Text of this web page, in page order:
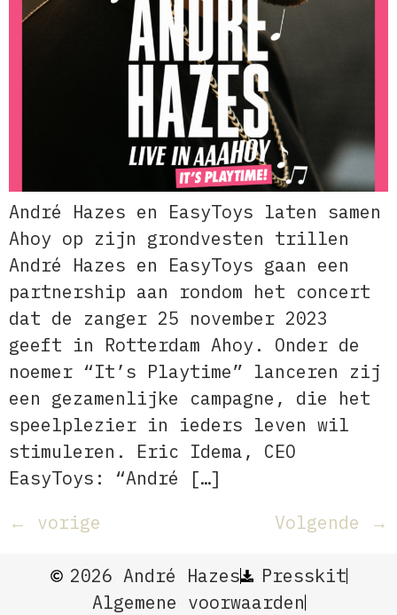
André Hazes en EasyToys laten samen
Ahoy op zijn grondvesten trillen
André Hazes en EasyToys gaan een
partnership aan rondom het concert
dat de zanger 25 november 2023
geeft in Rotterdam Ahoy. Onder de
noemer “It’s Playtime” lanceren zij
een gezamenlijke campagne, die het
speelplezier in ieders leven wil
stimuleren. Eric Idema, CEO
EasyToys: “André […]
←
vorige Volgende →
2026 André Hazes
Presskit
Algemene voorwaarden